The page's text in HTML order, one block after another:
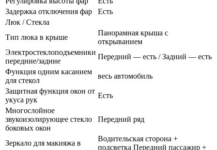
Задержка отключения фар
Есть
Люк / Стекла
Тип люка в крыше
Панорамная крыша с
открыванием
Электростеклоподъемники
передние/задние
Передний — есть / Задний — есть
Функция одним касанием
для стекол
весь автомобиль
Защитная функция окон от
укуса рук
Есть
Многослойное
звукоизолирующее стекло
боковых окон
Передний ряд
Зеркало для макияжа в
Водительская сторона +
подсветка Передний пассажир +